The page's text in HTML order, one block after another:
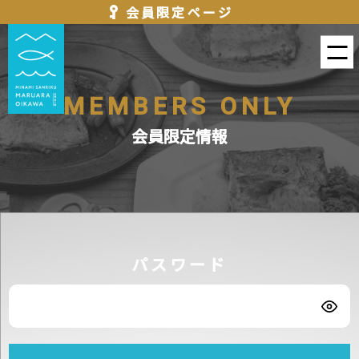
会員限定ページ
MEMBERS ONLY
会員限定情報
パスワード